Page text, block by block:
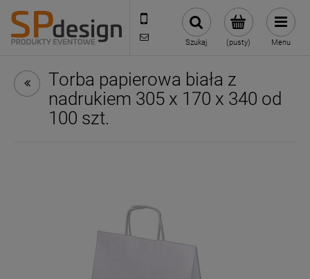
221002030
sklep@reklamydrukarnia.pl
(pusty)
Szukaj Menu
Torba papierowa biała z
nadrukiem 305 x 170 x 340 od
100 szt.